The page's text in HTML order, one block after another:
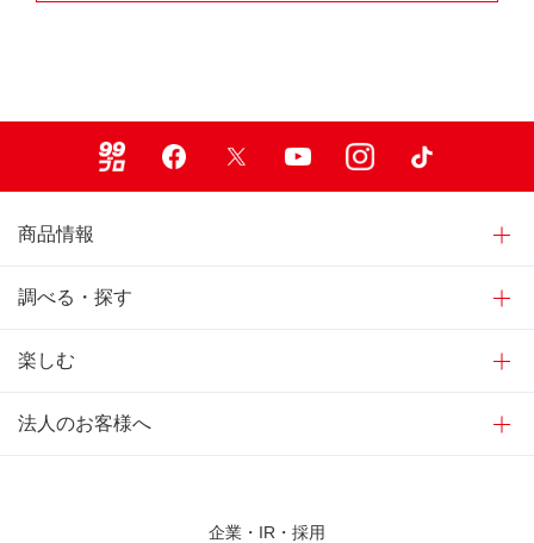
商品情報
調べる・探す
楽しむ
法人のお客様へ
企業・IR・採用